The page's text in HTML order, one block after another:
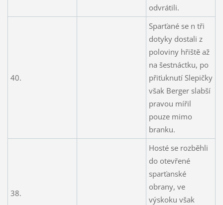
odvrátili.
40.
Sparťané se n tři
dotyky dostali z
poloviny hřiště až
na šestnáctku, po
přiťuknutí Slepičky
však Berger slabší
pravou mířil
pouze mimo
branku.
38.
Hosté se rozběhli
do otevřené
sparťanské
obrany, ve
výskoku však